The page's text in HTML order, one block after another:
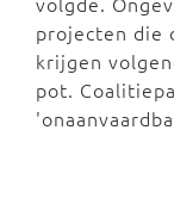
projecten die
krijgen
pot.